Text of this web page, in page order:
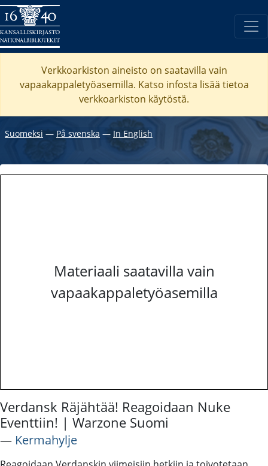
Verkkoarkiston aineisto on saatavilla vain
vapaakappaletyöasemilla. Katso infosta lisää tietoa
verkkoarkiston käytöstä.
Suomeksi ― På svenska ― In English
Materiaali saatavilla vain
vapaakappaletyöasemilla
Verdansk Räjähtää! Reagoidaan Nuke
Eventtiin! | Warzone Suomi
― Kermahylje